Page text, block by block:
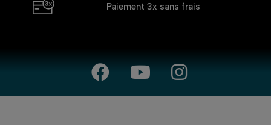
Paiement 3x sans frais